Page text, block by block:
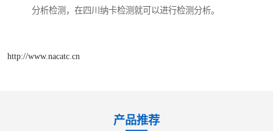
分析检测，在四川纳卡检测就可以进行检测分析。
http://www.nacatc.cn
产品推荐